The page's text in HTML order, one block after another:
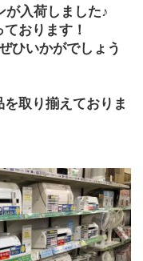
が入荷しました♪
おります！
ひいかがでしょう
取り揃えておりま